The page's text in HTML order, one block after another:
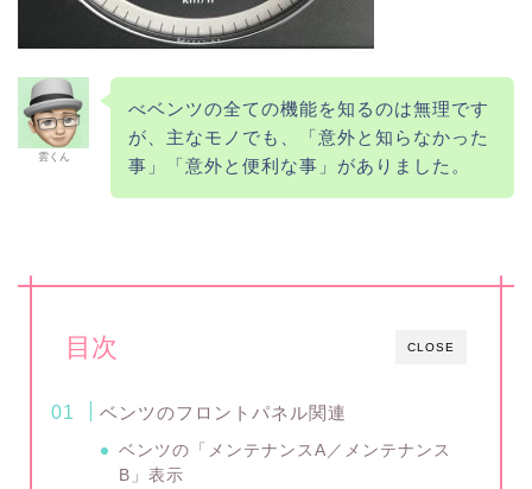
雲くん
べベンツの全ての機能を知るのは無理です
が、主なモノでも、「意外と知らなかった
事」「意外と便利な事」がありました。
CLOSE
目次
ベンツのフロントパネル関連
ベンツの「メンテナンスA／メンテナンス
B」表示